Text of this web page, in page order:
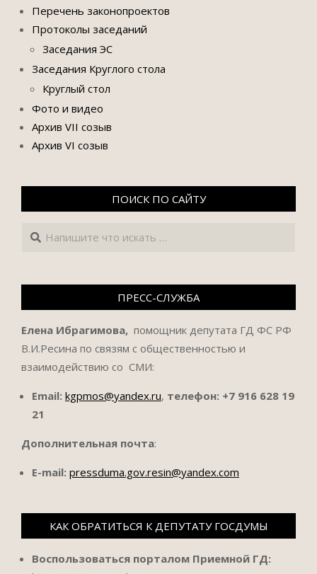
Перечень законопроектов
Протоколы заседаний
Заседания ЭС
Заседания Круглого стола
Круглый стол
Фото и видео
Архив VII созыв
Архив VI созыв
ПОИСК ПО САЙТУ
Поиск
ПРЕСС-СЛУЖБА
Елена Ибрагимова, помощник депутата ГД ФС РФ
В.И.Ресина по связям с общественностью и
взаимодействию со СМИ:
Email: kgpmos@yandex.ru, телефон: +7 916 628 19
21
Дополнительная почта:
E-mail: pressduma.gov.resin@yandex.com
КАК ОБРАТИТЬСЯ К ДЕПУТАТУ ГОСДУМЫ
Воспользоваться порталом Приемной ГД: